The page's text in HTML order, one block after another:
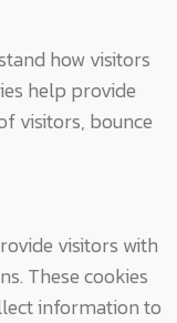
how visitors
help provide
visitors, bounce
visitors with
These cookies
information to